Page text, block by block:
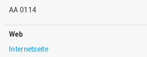
AA 0114
Web
Internetseite